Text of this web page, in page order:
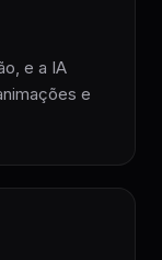
e a IA
e